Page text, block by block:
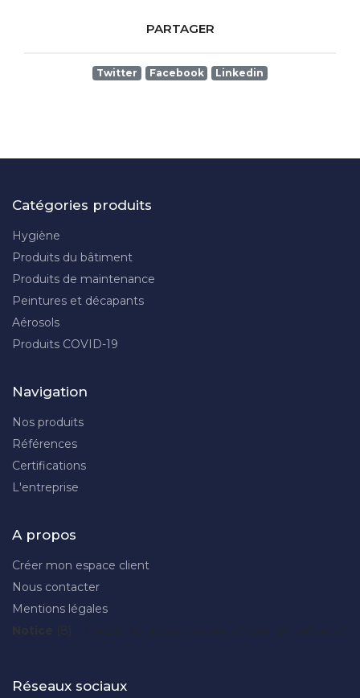
PARTAGER
Twitter Facebook Linkedin
Catégories produits
Hygiène
Produits du bâtiment
Produits de maintenance
Peintures et décapants
Aérosols
Produits COVID-19
Navigation
Nos produits
Références
Certifications
L'entreprise
A propos
Créer mon espace client
Nous contacter
Mentions légales
: Trying to access array offset on value of
Réseaux sociaux